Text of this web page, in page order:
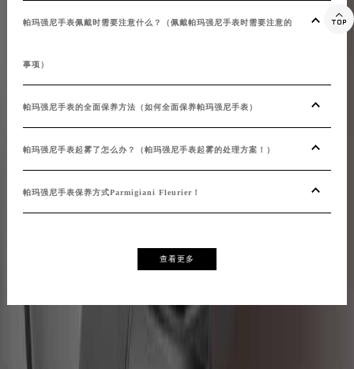
帕玛强尼手表佩戴时需要注意什么？（佩戴帕玛强尼手表时需要注意的
事项）
帕玛强尼手表的全面保养方法（如何全面保养帕玛强尼手表）
帕玛强尼手表起雾了怎么办？（帕玛强尼手表起雾的处理方案！）
帕玛强尼手表保养方式Parmigiani Fleurier！
查看更多
